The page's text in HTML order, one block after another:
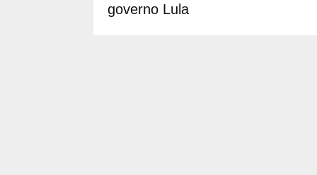
governo Lula